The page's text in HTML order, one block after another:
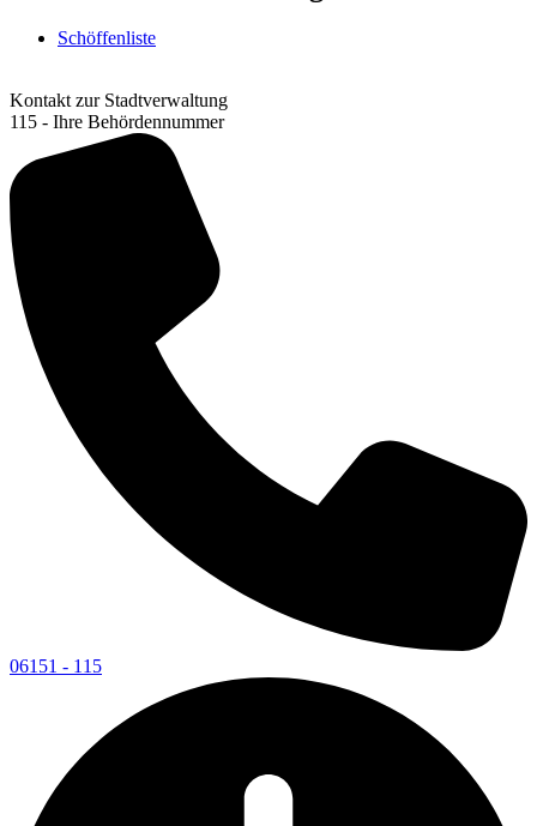
Schöffenliste
Kontakt zur Stadtverwaltung
115 - Ihre Behördennummer
06151 - 115